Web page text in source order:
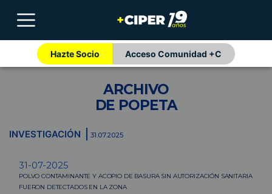
Hazte Socio Acceso Comunidad +C
ARCHIVO
DE POPETA
INVESTIGACIÓN 31.07.2025
31-07-2025
POLVO CONTAMINANTE Y ACOPIO DE BASURA SIN AUTORIZACIÓN SANITARIA
FUERON DETECTADOS EN LA ZONA